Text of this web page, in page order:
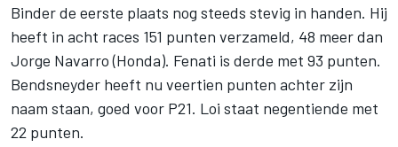
Binder de eerste plaats nog steeds stevig in handen. Hij
heeft in acht races 151 punten verzameld, 48 meer dan
Jorge Navarro (Honda). Fenati is derde met 93 punten.
Bendsneyder heeft nu veertien punten achter zijn
naam staan, goed voor P21. Loi staat negentiende met
22 punten.